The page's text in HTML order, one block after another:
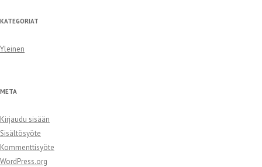
KATEGORIAT
Yleinen
META
Kirjaudu sisään
Sisältösyöte
Kommenttisyöte
WordPress.org